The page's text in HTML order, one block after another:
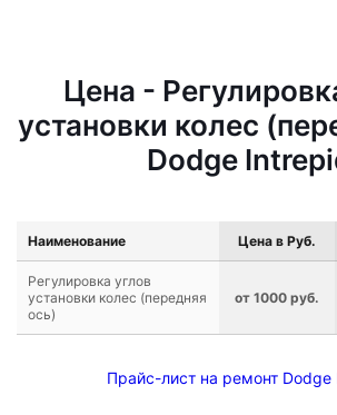
Цена -
установки колес
Dodge
Наименование Цена в Руб.
Регулировка углов
установки колес (передняя
ось)
от 1000 руб.
Прайс-лист на ремонт Dodge